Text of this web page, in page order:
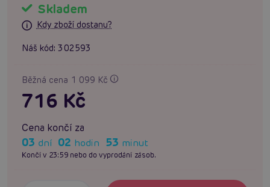
Skladem
Kdy zboží dostanu?
Náš kód: 302593
Běžná cena 1 099 Kč
716 Kč
Cena končí za
03 dní 02 hodin 53 minut
Končí v 23:59 nebo do vyprodání zásob.